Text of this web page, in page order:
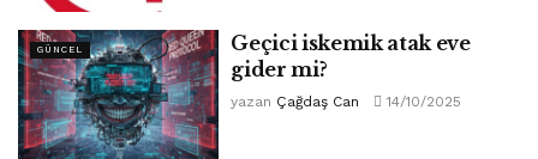
GÜNCEL
Geçici iskemik atak eve
gider mi?
yazan Çağdaş Can 14/10/2025